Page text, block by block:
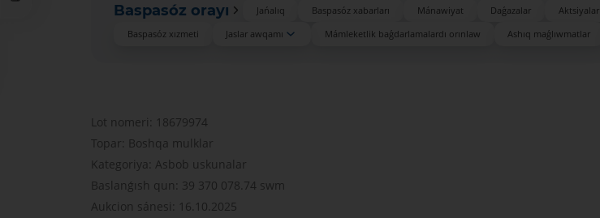
Baspasóz orayı Jańalıq Baspasóz xabarları Mánawiyat Daǵazalar Aktsiyalar
Baspasóz xızmeti
Jaslar awqamı Mámleketlik baǵdarlamalardı orınlaw Ashıq maǵlıwmatlar
Lot nomeri: 18679974
Topar: Boshqa mulklar
Kategoriya: Asbob uskunalar
Baslanǵısh qun: 39 370 078.74 swm
Aukcion sánesi: 16.10.2025